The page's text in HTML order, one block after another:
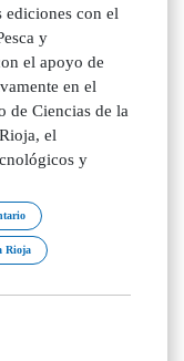
ediciones con el
y
el apoyo de
en el
de Ciencias de la
el
y
Rioja